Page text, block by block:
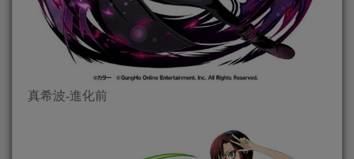
真希波-進化前